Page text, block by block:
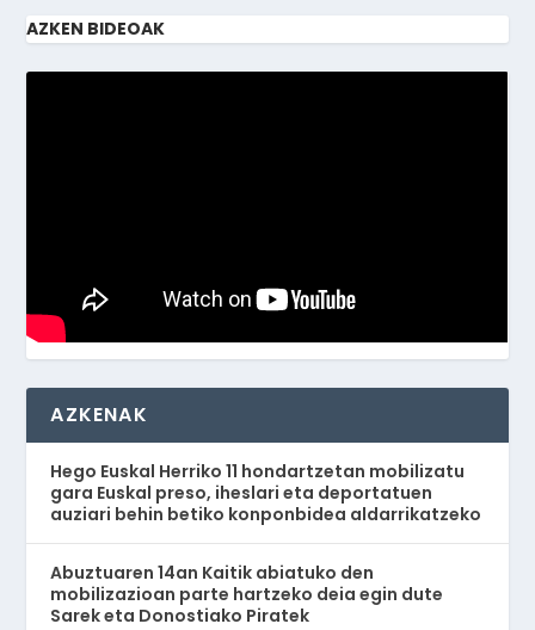
AZKEN BIDEOAK
AZKENAK
Hego Euskal Herriko 11 hondartzetan mobilizatu
gara Euskal preso, iheslari eta deportatuen
auziari behin betiko konponbidea aldarrikatzeko
Abuztuaren 14an Kaitik abiatuko den
mobilizazioan parte hartzeko deia egin dute
Sarek eta Donostiako Piratek